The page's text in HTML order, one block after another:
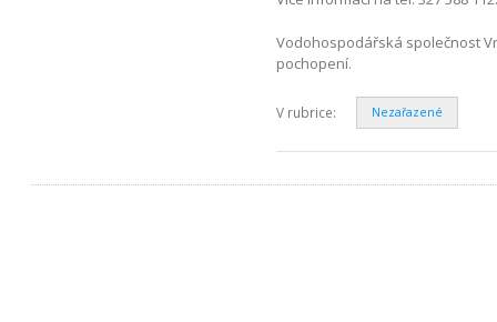
Vodohospodářská společnost
pochopení.
V rubrice: Nezařazené